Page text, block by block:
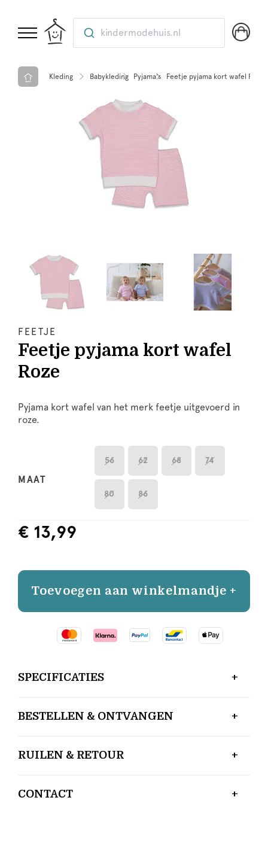
kindermodehuis.nl
Kleding Babykleding Pyjama's Feetje pyjama kort wafel Roze
FEETJE
Feetje pyjama kort wafel
Roze
Pyjama kort wafel van het merk feetje uitgevoerd in
roze.
MAAT
56 62 68 74
80 86
€ 13,99
Toevoegen aan winkelmandje +
SPECIFICATIES
BESTELLEN & ONTVANGEN
RUILEN & RETOUR
CONTACT